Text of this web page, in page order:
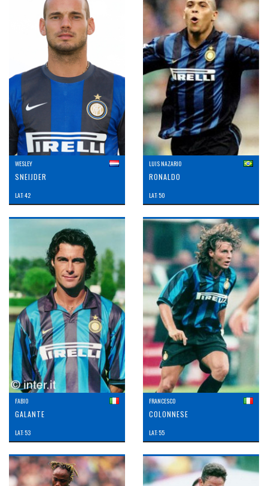
WESLEY
SNEIJDER
LAT: 42
LUIS NAZARIO
RONALDO
LAT: 50
FABIO
GALANTE
LAT: 53
FRANCESCO
COLONNESE
LAT: 55